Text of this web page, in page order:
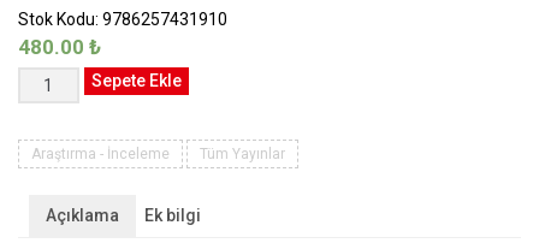
Stok Kodu: 9786257431910
480.00 ₺
Ekonomik
ve
Krizlerin
Dönen
Varlıkları
Sepete Ekle
Araştırma - İnceleme Tüm Yayınlar
Açıklama Ek bilgi